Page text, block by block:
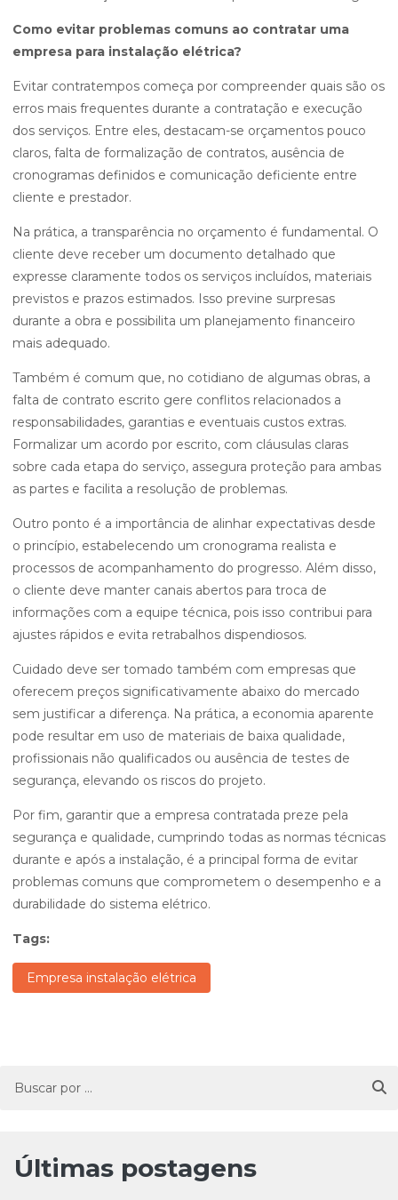
Como evitar problemas comuns ao contratar uma
empresa para instalação elétrica?
Evitar contratempos começa por compreender quais são os
erros mais frequentes durante a contratação e execução
dos serviços. Entre eles, destacam-se orçamentos pouco
claros, falta de formalização de contratos, ausência de
cronogramas definidos e comunicação deficiente entre
cliente e prestador.
Na prática, a transparência no orçamento é fundamental. O
cliente deve receber um documento detalhado que
expresse claramente todos os serviços incluídos, materiais
previstos e prazos estimados. Isso previne surpresas
durante a obra e possibilita um planejamento financeiro
mais adequado.
Também é comum que, no cotidiano de algumas obras, a
falta de contrato escrito gere conflitos relacionados a
responsabilidades, garantias e eventuais custos extras.
Formalizar um acordo por escrito, com cláusulas claras
sobre cada etapa do serviço, assegura proteção para ambas
as partes e facilita a resolução de problemas.
Outro ponto é a importância de alinhar expectativas desde
o princípio, estabelecendo um cronograma realista e
processos de acompanhamento do progresso. Além disso,
o cliente deve manter canais abertos para troca de
informações com a equipe técnica, pois isso contribui para
ajustes rápidos e evita retrabalhos dispendiosos.
Cuidado deve ser tomado também com empresas que
oferecem preços significativamente abaixo do mercado
sem justificar a diferença. Na prática, a economia aparente
pode resultar em uso de materiais de baixa qualidade,
profissionais não qualificados ou ausência de testes de
segurança, elevando os riscos do projeto.
Por fim, garantir que a empresa contratada preze pela
segurança e qualidade, cumprindo todas as normas técnicas
durante e após a instalação, é a principal forma de evitar
problemas comuns que comprometem o desempenho e a
durabilidade do sistema elétrico.
Tags:
Empresa instalação elétrica
Últimas postagens